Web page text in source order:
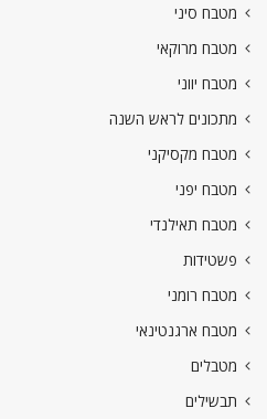
מטבח סיני
מטבח מרוקאי
מטבח יווני
מתכונים לראש השנה
מטבח מקסיקני
מטבח יפני
מטבח תאילנדי
פשטידות
מטבח רומני
מטבח ארגנטינאי
מטבלים
תבשילים